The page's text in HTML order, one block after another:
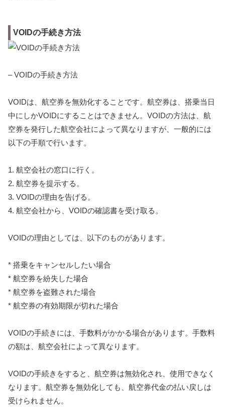
VOIDの手続き方法
– VOIDの手続き方法
VOIDは、航空券を無効化することです。航空券は、搭乗当日
中にしかVOIDにすることはできません。VOIDの方法は、航
空券を発行した航空会社によって異なりますが、一般的には
以下の手順で行います。
1. 航空会社の窓口に行く。
2. 航空券を提示する。
3. VOIDの理由を告げる。
4. 航空会社から、VOIDの確認書を受け取る。
VOIDの理由としては、以下のものがあります。
* 搭乗をキャンセルしたい場合
* 航空券を紛失した場合
* 航空券を盗難された場合
* 航空券の有効期限が切れた場合
VOIDの手続きには、手数料がかかる場合があります。手数料
の額は、航空会社によって異なります。
VOIDの手続きをすると、航空券は無効化され、使用できなく
なります。航空券を無効化しても、航空券代金の払い戻しは
受けられません。